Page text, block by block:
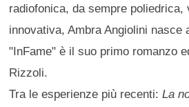
radiofonica, da sempre poliedrica,
innovativa, Ambra Angiolini nasce
"InFame" è il suo primo romanzo
Rizzoli.
Tra le esperienze più recenti:La